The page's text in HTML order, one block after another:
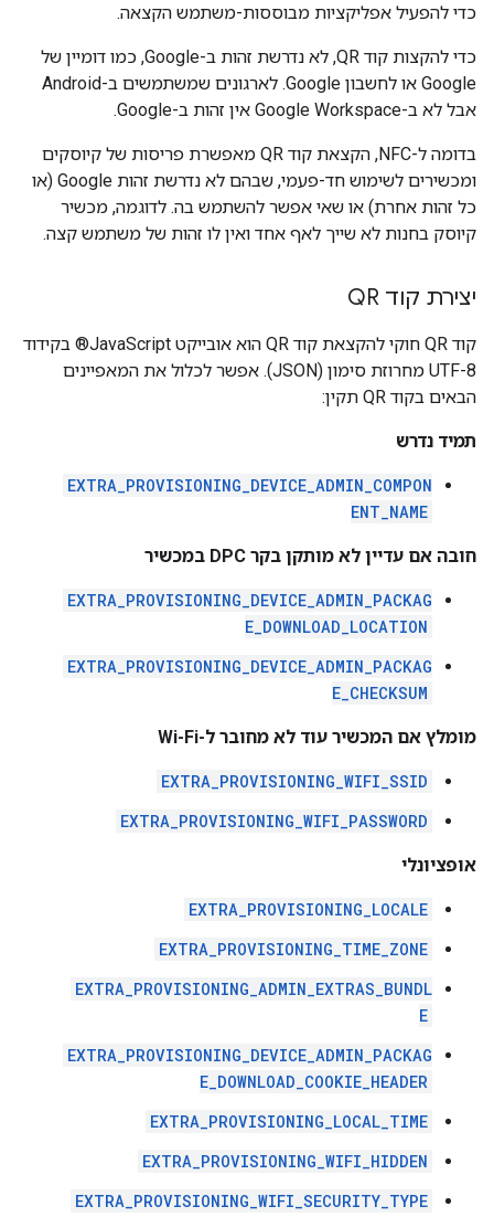
כדי להפעיל אפליקציות מבוססות-משתמש הקצאה.
כדי להקצות קוד QR, לא נדרשת זהות ב-Google, כמו דומיין של
Google או לחשבון Google. לארגונים שמשתמשים ב-Android
אבל לא ב-Google Workspace אין זהות ב-Google.
בדומה ל-NFC, הקצאת קוד QR מאפשרת פריסות של קיוסקים
ומכשירים לשימוש חד-פעמי, שבהם לא נדרשת זהות Google (או
כל זהות אחרת) או שאי אפשר להשתמש בה. לדוגמה, מכשיר
קיוסק בחנות לא שייך לאף אחד ואין לו זהות של משתמש קצה.
יצירת קוד QR
קוד QR חוקי להקצאת קוד QR הוא אובייקט JavaScript® בקידוד
UTF-8 מחרוזת סימון (JSON). אפשר לכלול את המאפיינים
הבאים בקוד QR תקין:
תמיד נדרש
EXTRA_PROVISIONING_DEVICE_ADMIN_COMPON
ENT_NAME
חובה אם עדיין לא מותקן בקר DPC במכשיר
EXTRA_PROVISIONING_DEVICE_ADMIN_PACKAG
E_DOWNLOAD_LOCATION
EXTRA_PROVISIONING_DEVICE_ADMIN_PACKAG
E_CHECKSUM
מומלץ אם המכשיר עוד לא מחובר ל-Wi-Fi
EXTRA_PROVISIONING_WIFI_SSID
EXTRA_PROVISIONING_WIFI_PASSWORD
אופציונלי
EXTRA_PROVISIONING_LOCALE
EXTRA_PROVISIONING_TIME_ZONE
EXTRA_PROVISIONING_ADMIN_EXTRAS_BUNDL
E
EXTRA_PROVISIONING_DEVICE_ADMIN_PACKAG
E_DOWNLOAD_COOKIE_HEADER
EXTRA_PROVISIONING_LOCAL_TIME
EXTRA_PROVISIONING_WIFI_HIDDEN
EXTRA_PROVISIONING_WIFI_SECURITY_TYPE